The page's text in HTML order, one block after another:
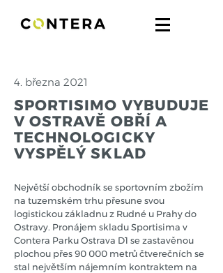
4. března 2021
SPORTISIMO VYBUDUJE
V OSTRAVĚ OBŘÍ A
TECHNOLOGICKY
VYSPĚLÝ SKLAD
Největší obchodník se sportovním zbožím
na tuzemském trhu přesune svou
logistickou základnu z Rudné u Prahy do
Ostravy. Pronájem skladu Sportisima v
Contera Parku Ostrava D1 se zastavěnou
plochou přes 90 000 metrů čtverečních se
stal největším nájemním kontraktem na